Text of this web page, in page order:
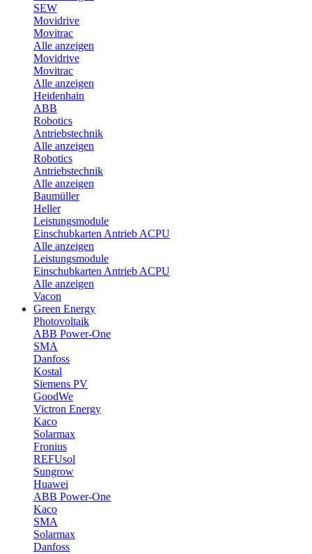
SEW
Movidrive
Movitrac
Alle anzeigen
Movidrive
Movitrac
Alle anzeigen
Heidenhain
ABB
Robotics
Antriebstechnik
Alle anzeigen
Robotics
Antriebstechnik
Alle anzeigen
Baumüller
Heller
Leistungsmodule
Einschubkarten Antrieb ACPU
Alle anzeigen
Leistungsmodule
Einschubkarten Antrieb ACPU
Alle anzeigen
Vacon
Green Energy
Photovoltaik
ABB Power-One
SMA
Danfoss
Kostal
Siemens PV
GoodWe
Victron Energy
Kaco
Solarmax
Fronius
REFUsol
Sungrow
Huawei
ABB Power-One
Kaco
SMA
Solarmax
Danfoss